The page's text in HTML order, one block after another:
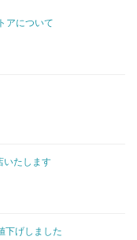
アについて
いたします
下げしました